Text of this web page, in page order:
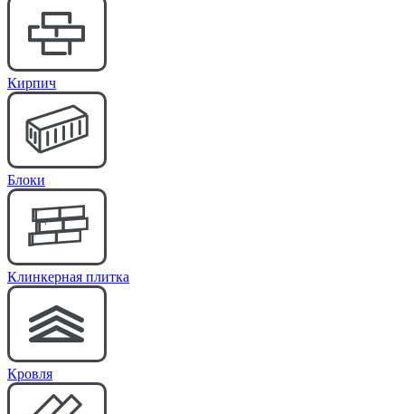
Кирпич
Блоки
Клинкерная плитка
Кровля